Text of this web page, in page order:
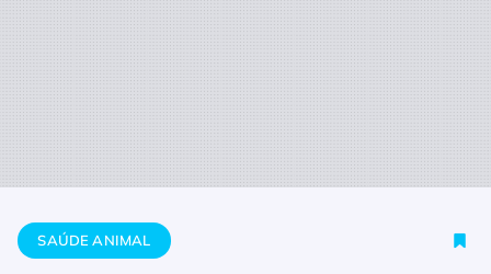
Home Saúde Animal Interior de São Paulo é base de
SAÚDE ANIMAL